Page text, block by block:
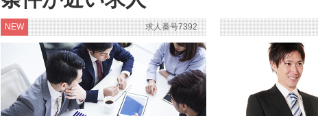
NEW 求人番号7392